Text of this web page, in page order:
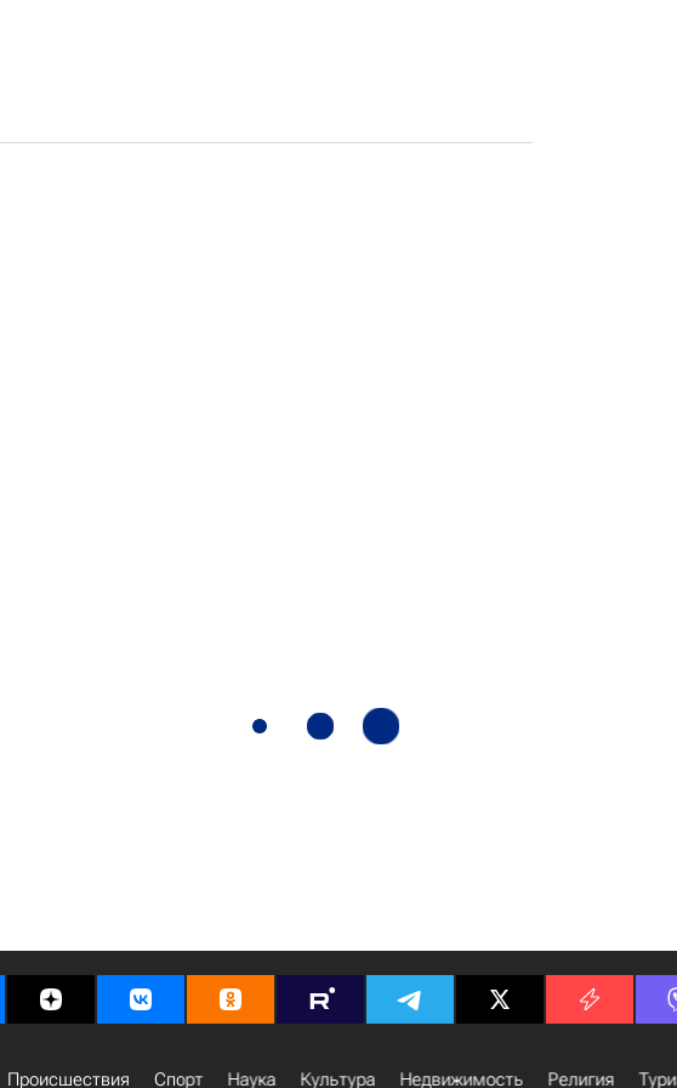
Происшествия Спорт Наука Культура Недвижимость Религия